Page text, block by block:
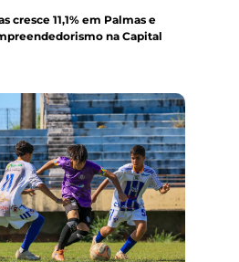
cresce 11,1% em Palmas e
na Capital